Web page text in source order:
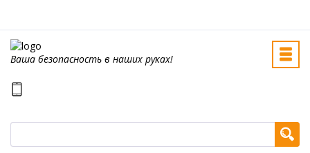
Ваша безопасность в наших руках!